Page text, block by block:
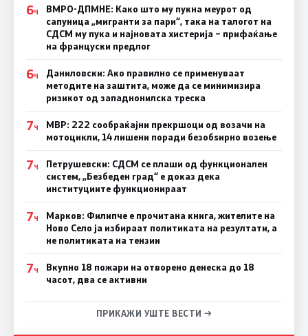
6Ч
ВМРО-ДПМНЕ: Како што му пукна меурот од
сапуница „мигранти за пари“, така на талогот на
СДСМ му пука и најновата хистерија – прифаќање
на француски предлог
6Ч
Даниловски: Ако правилно се применуваат
методите на заштита, може да се минимизира
ризикот од западнонилска треска
7Ч
МВР: 222 сообраќајни прекршоци од возачи на
мотоцикли, 14 лишени поради безобѕирно возење
7Ч
Петрушевски: СДСМ се плаши од функционален
систем, „Безбеден град“ е доказ дека
институциите функционираат
7Ч
Марков: Филипче е прочитана книга, жителите на
Ново Село ја избираат политиката на резултати, а
не политиката на тензии
7Ч
Вкупно 18 пожари на отворено денеска до 18
часот, два се активни
ПРИКАЖИ УШТЕ ВЕСТИ →